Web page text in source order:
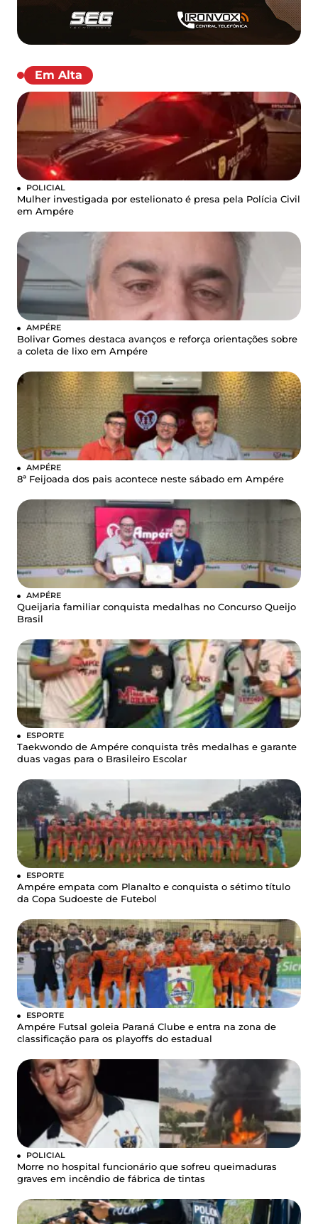
Em Alta
POLICIAL
Mulher investigada por estelionato é presa pela Polícia Civil
em Ampére
AMPÉRE
Bolivar Gomes destaca avanços e reforça orientações sobre
a coleta de lixo em Ampére
AMPÉRE
8ª Feijoada dos pais acontece neste sábado em Ampére
AMPÉRE
Queijaria familiar conquista medalhas no Concurso Queijo
Brasil
ESPORTE
Taekwondo de Ampére conquista três medalhas e garante
duas vagas para o Brasileiro Escolar
ESPORTE
Ampére empata com Planalto e conquista o sétimo título
da Copa Sudoeste de Futebol
ESPORTE
Ampére Futsal goleia Paraná Clube e entra na zona de
classificação para os playoffs do estadual
POLICIAL
Morre no hospital funcionário que sofreu queimaduras
graves em incêndio de fábrica de tintas